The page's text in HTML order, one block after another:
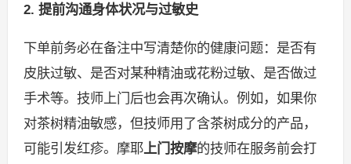
2. 提前沟通身体状况与过敏史
下单前务必在备注中写清楚你的健康问题：是否有
皮肤过敏、是否对某种精油或花粉过敏、是否做过
手术等。技师上门后也会再次确认。例如，如果你
对茶树精油敏感，但技师用了含茶树成分的产品，
可能引发红疹。摩耶上门按摩的技师在服务前会打